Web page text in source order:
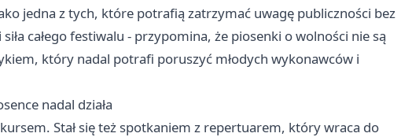
jedna z tych, które potrafią zatrzymać uwagę publiczności bez
całego festiwalu - przypomina, że piosenki o wolności nie są
który nadal potrafi poruszyć młodych wykonawców i
nadal działa
Stał się też spotkaniem z repertuarem, który wraca do